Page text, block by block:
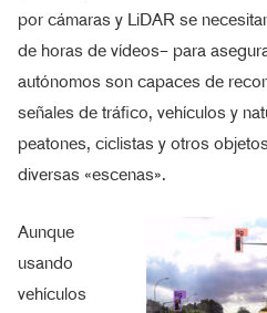
por cámaras y LiDAR se
de horas de vídeos– para
autónomos son capaces de
señales de tráfico, vehículos y
peatones, ciclistas y otros
diversas «escenas».
Aunque
usando
vehículos